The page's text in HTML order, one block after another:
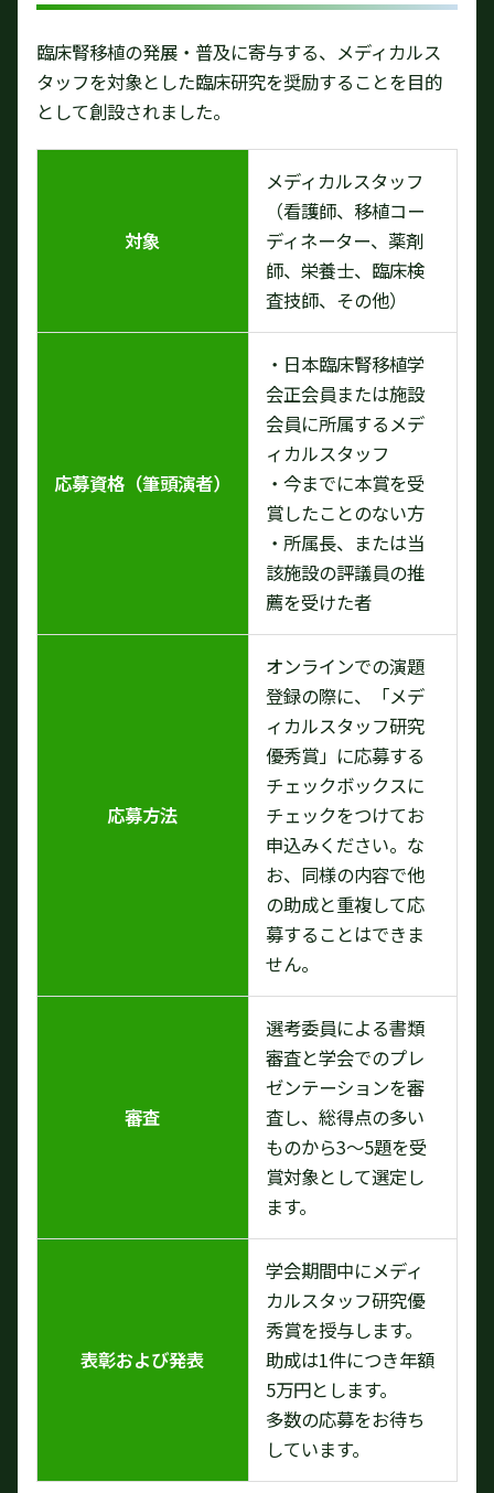
臨床腎移植の発展・普及に寄与する、メディカルス
タッフを対象とした臨床研究を奨励することを目的
として創設されました。
対象
メディカルスタッフ
（看護師、移植コー
ディネーター、薬剤
師、栄養士、臨床検
査技師、その他）
応募資格（筆頭演者）
・日本臨床腎移植学
会正会員または施設
会員に所属するメデ
ィカルスタッフ
・今までに本賞を受
賞したことのない方
・所属長、または当
該施設の評議員の推
薦を受けた者
応募方法
オンラインでの演題
登録の際に、「メデ
ィカルスタッフ研究
優秀賞」に応募する
チェックボックスに
チェックをつけてお
申込みください。な
お、同様の内容で他
の助成と重複して応
募することはできま
せん。
審査
選考委員による書類
審査と学会でのプレ
ゼンテーションを審
査し、総得点の多い
ものから3～5題を受
賞対象として選定し
ます。
表彰および発表
学会期間中にメディ
カルスタッフ研究優
秀賞を授与します。
助成は1件につき年額
5万円とします。
多数の応募をお待ち
しています。